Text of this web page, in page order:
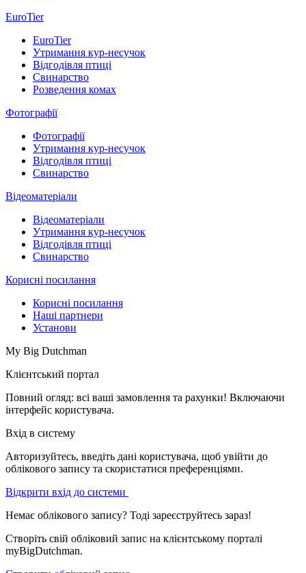
EuroTier
EuroTier
Утримання кур-несучок
Відгодівля птиці
Свинарство
Розведення комах
Фотографії
Фотографії
Утримання кур-несучок
Відгодівля птиці
Свинарство
Відеоматеріали
Відеоматеріали
Утримання кур-несучок
Відгодівля птиці
Свинарство
Корисні посилання
Корисні посилання
Наші партнери
Установи
My Big Dutchman
Клієнтський портал
Повний огляд: всі ваші замовлення та рахунки! Включаючи
інтерфейс користувача.
Вхід в систему
Авторизуйтесь, введіть дані користувача, щоб увійти до
облікового запису та скористатися преференціями.
Відкрити вхід до системи
Немає облікового запису? Тоді зареєструйтесь зараз!
Створіть свій обліковий запис на клієнтському порталі
myBigDutchman.